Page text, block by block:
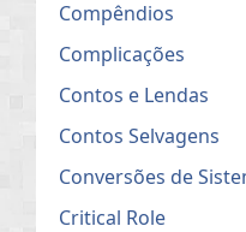
Compêndios
Complicações
Contos e Lendas
Contos Selvagens
Conversões de
Critical Role